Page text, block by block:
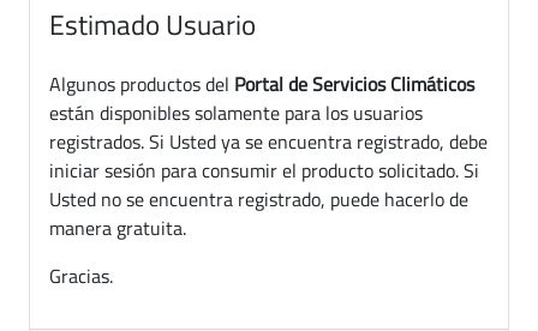
Estimado Usuario
Algunos productos del Portal de Servicios Climáticos
están disponibles solamente para los usuarios
registrados. Si Usted ya se encuentra registrado, debe
iniciar sesión para consumir el producto solicitado. Si
Usted no se encuentra registrado, puede hacerlo de
manera gratuita.
Gracias.